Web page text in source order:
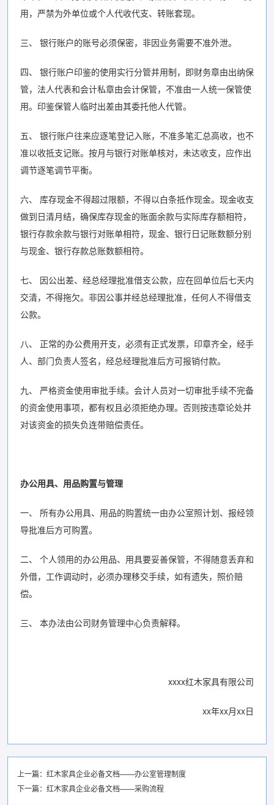
用，严禁为外单位或个人代收代支、转账套现。
三、 银行账户的账号必须保密，非因业务需要不准外泄。
四、 银行账户印鉴的使用实行分管并用制，即财务章由出纳保
管，法人代表和会计私章由会计保管，不准由一人统一保管使
用。印鉴保管人临时出差由其委托他人代管。
五、 银行账户往来应逐笔登记入账，不准多笔汇总高收，也不
准以收抵支记账。按月与银行对账单核对，未达收支，应作出
调节逐笔调节平衡。
六、 库存现金不得超过限额，不得以白条抵作现金。现金收支
做到日清月结，确保库存现金的账面余款与实际库存额相符，
银行存款余款与银行对账单相符，现金、银行日记账数额分别
与现金、银行存款总账数额相符。
七、 因公出差、经总经理批准借支公款，应在回单位后七天内
交清，不得拖欠。非因公事并经总经理批准，任何人不得借支
公款。
八、 正常的办公费用开支，必须有正式发票，印章齐全，经手
人、部门负责人签名，经总经理批准后方可报销付款。
九、 严格资金使用审批手续。会计人员对一切审批手续不完备
的资金使用事项，都有权且必须拒绝办理。否则按违章论处并
对该资金的损失负连带赔偿责任。
办公用具、用品购置与管理
一、 所有办公用具、用品的购置统一由办公室照计划、报经领
导批准后方可购置。
二、 个人领用的办公用品、用具要妥善保管，不得随意丢弃和
外借，工作调动时，必须办理移交手续，如有遗失，照价赔
偿。
三、 本办法由公司财务管理中心负责解释。
xxxx红木家具有限公司
xx年xx月xx日
上一篇： 红木家具企业必备文档——办公室管理制度
下一篇： 红木家具企业必备文档——采购流程